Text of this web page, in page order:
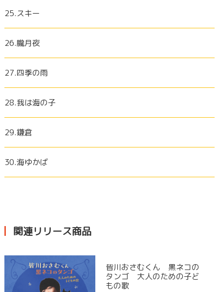
25.スキー
26.朧月夜
27.四季の雨
28.我は海の子
29.鎌倉
30.海ゆかば
関連リリース商品
皆川おさむくん 黒ネコの
タンゴ 大人のための子ど
もの歌